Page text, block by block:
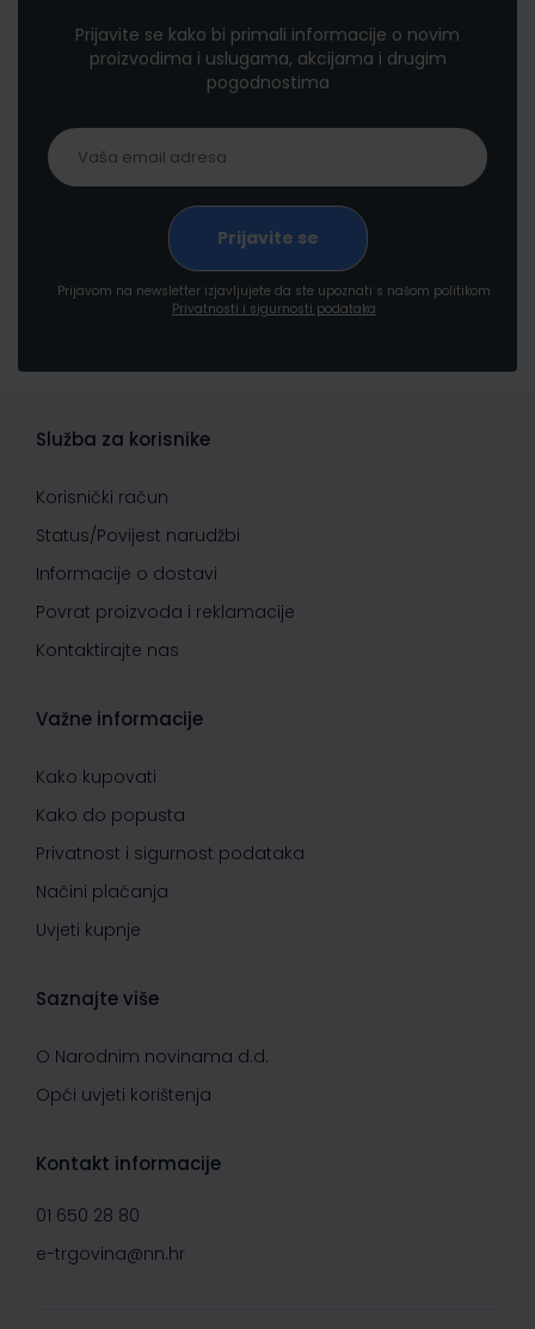
Prijavite se kako bi primali informacije o novim
proizvodima i uslugama, akcijama i drugim
pogodnostima
Prijavom na newsletter izjavljujete da ste upoznati s našom politikom
Privatnosti i sigurnosti podataka
Služba za korisnike
Korisnički račun
Status/Povijest narudžbi
Informacije o dostavi
Povrat proizvoda i reklamacije
Kontaktirajte nas
Važne informacije
Kako kupovati
Kako do popusta
Privatnost i sigurnost podataka
Načini plaćanja
Uvjeti kupnje
Saznajte više
O Narodnim novinama d.d.
Opći uvjeti korištenja
Kontakt informacije
01 650 28 80
e-trgovina@nn.hr